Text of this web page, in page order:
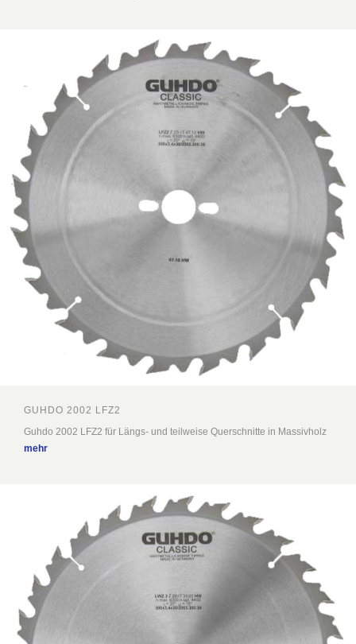
GUHDO 2002 LFZ2
Guhdo 2002 LFZ2 für Längs- und teilweise Querschnitte in Massivholz
mehr